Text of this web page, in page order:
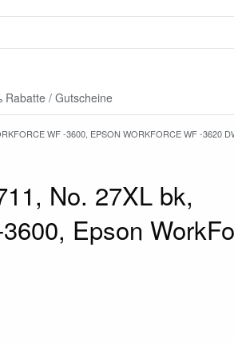
Rabatte / Gutscheine
WF -3600, EPSON WORKFORCE WF -3620
No. 27XL bk,
Epson